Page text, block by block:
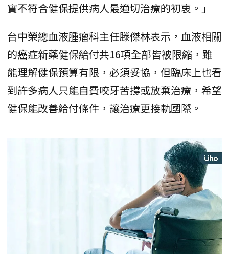
實不符合健保提供病人最適切治療的初衷。」
台中榮總血液腫瘤科主任滕傑林表示，血液相關
的癌症新藥健保給付共16項全部皆被限縮，雖
能理解健保預算有限，必須妥協，但臨床上也看
到許多病人只能自費咬牙苦撐或放棄治療，希望
健保能改善給付條件，讓治療更接軌國際。